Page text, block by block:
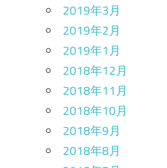
2019年3月
2019年2月
2019年1月
2018年12月
2018年11月
2018年10月
2018年9月
2018年8月